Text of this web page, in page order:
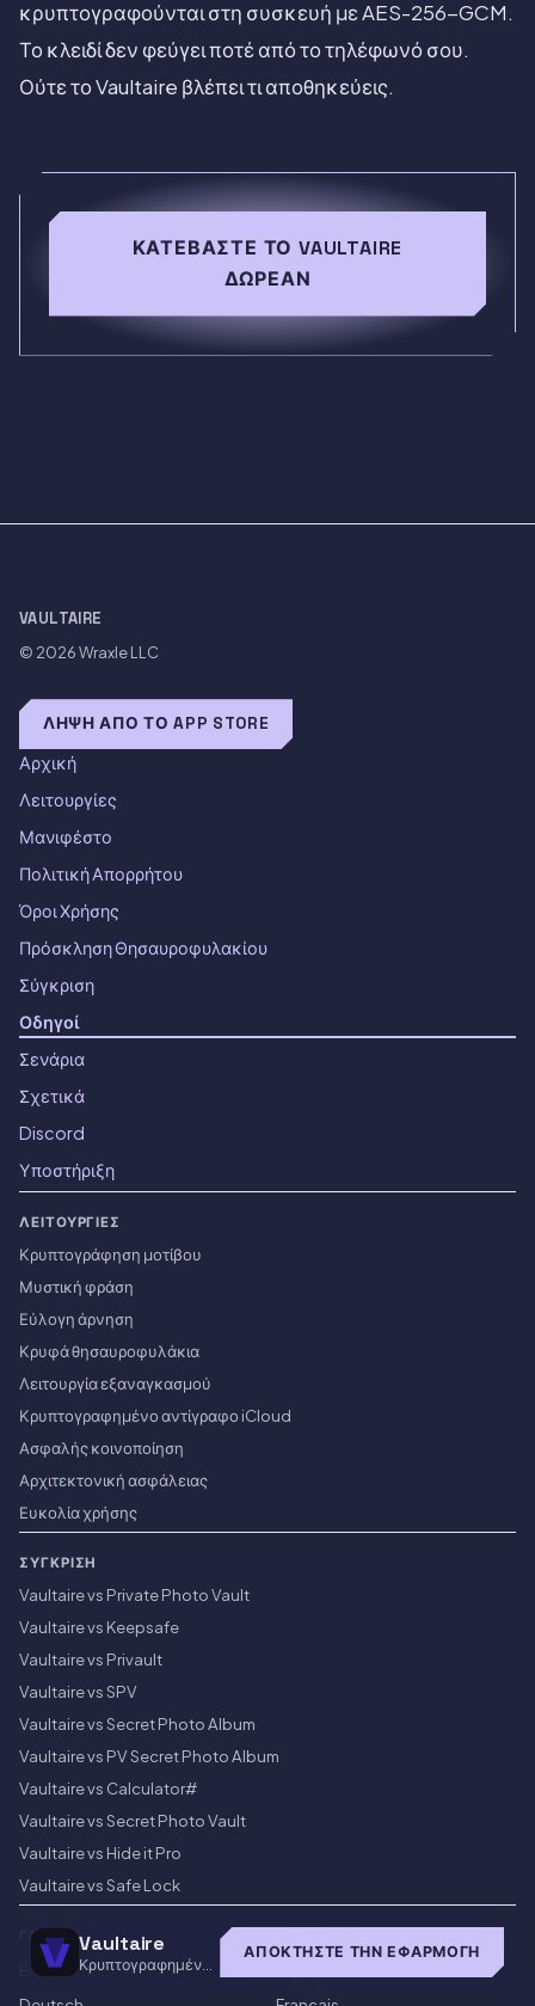
κρυπτογραφούνται στη συσκευή με AES-256-GCM.
Το κλειδί δεν φεύγει ποτέ από το τηλέφωνό σου.
Ούτε το Vaultaire βλέπει τι αποθηκεύεις.
ΚΑΤΕΒΆΣΤΕ ΤΟ VAULTAIRE
ΔΩΡΕΆΝ
Vaultaire
Κρυπτογραφημένο
iOS
ΑΠΟΚΤΉΣΤΕ ΤΗΝ ΕΦΑΡΜΟΓΉ
VAULTAIRE
© 2026Wraxle LLC
ΛΉΨΗ ΑΠΌ ΤΟ APP STORE
Αρχική
Λειτουργίες
Μανιφέστο
Πολιτική Απορρήτου
Όροι Χρήσης
Πρόσκληση Θησαυροφυλακίου
Σύγκριση
Οδηγοί
Σενάρια
Σχετικά
Discord
Υποστήριξη
ΛΕΙΤΟΥΡΓΊΕΣ
Κρυπτογράφηση μοτίβου
Μυστική φράση
Εύλογη άρνηση
Κρυφά θησαυροφυλάκια
Λειτουργία εξαναγκασμού
Κρυπτογραφημένο αντίγραφο iCloud
Ασφαλής κοινοποίηση
Αρχιτεκτονική ασφάλειας
Ευκολία χρήσης
ΣΎΓΚΡΙΣΗ
Vaultaire vs Private Photo Vault
Vaultaire vs Keepsafe
Vaultaire vs Privault
Vaultaire vs SPV
Vaultaire vs Secret Photo Album
Vaultaire vs PV Secret Photo Album
Vaultaire vs Calculator#
Vaultaire vs Secret Photo Vault
Vaultaire vs Hide it Pro
Vaultaire vs Safe Lock
ΓΛΏΣΣΑ
English